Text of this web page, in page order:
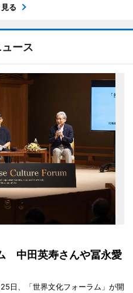
る
ース
中田英寿さんや冨永愛
日、「世界文化フォーラム」が開